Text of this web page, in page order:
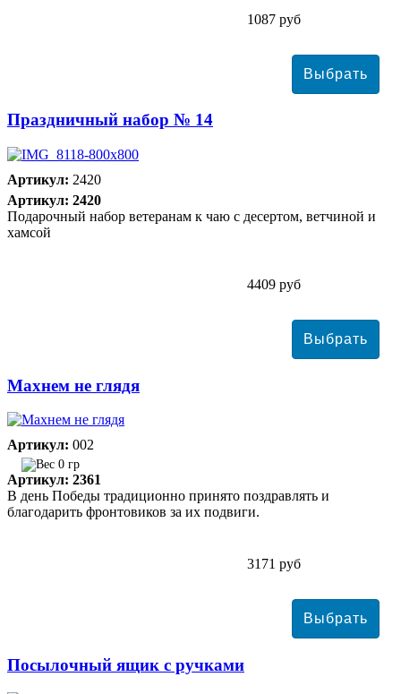
1087 руб
Праздничный набор № 14
Артикул: 2420
Артикул: 2420
Подарочный набор ветеранам к чаю с десертом, ветчиной и
хамсой
4409 руб
Махнем не глядя
Артикул: 002
0 гр
Артикул: 2361
В день Победы традиционно принято поздравлять и
благодарить фронтовиков за их подвиги.
3171 руб
Посылочный ящик с ручками